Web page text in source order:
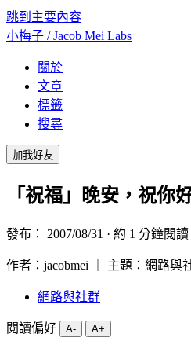
跳到主要內容
小梅子 /Jacob Mei Labs
關於
文章
標籤
搜尋
加我好友
「祝福」晚安，祝你
發布： 2007/08/31 · 約 1 分鐘閱讀
作者：jacobmei ｜ 主題：網路與
網路與社群
閱讀偏好 A- A+